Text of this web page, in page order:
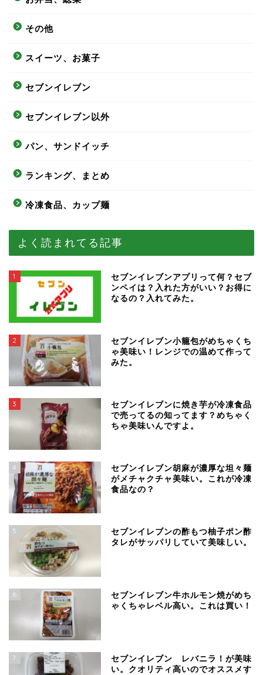
その他
スイーツ、お菓子
セブンイレブン
セブンイレブン以外
パン、サンドイッチ
ランキング、まとめ
冷凍食品、カップ麺
よく読まれてる記事
1
セブンイレブンアプリって何？セブ
ンペイは？入れた方がいい？お得に
なるの？入れてみた。
2
セブンイレブン小籠包がめちゃくち
ゃ美味い！レンジでの温めて作って
みた。
3
セブンイレブンに焼き芋が冷凍食品
で売ってるの知ってます？めちゃく
ちゃ美味いんですよ。
4
セブンイレブン胡麻が濃厚な坦々麺
がメチャクチャ美味い。これが冷凍
食品なの？
5
セブンイレブンの酢もつ柚子ポン酢
タレがサッパリしていて美味しい。
6
セブンイレブン牛ホルモン焼がめち
ゃくちゃレベル高い。これは買い！
7
セブンイレブン レバニラ！が美味
い。クオリティ高いのでオススメす